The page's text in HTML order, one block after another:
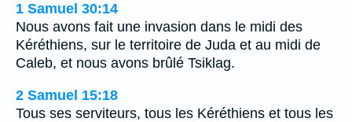
1 Samuel 30:14
Nous avons fait une invasion dans le midi des
Kéréthiens, sur le territoire de Juda et au midi de
Caleb, et nous avons brûlé Tsiklag.
2 Samuel 15:18
Tous ses serviteurs, tous les Kéréthiens et tous les